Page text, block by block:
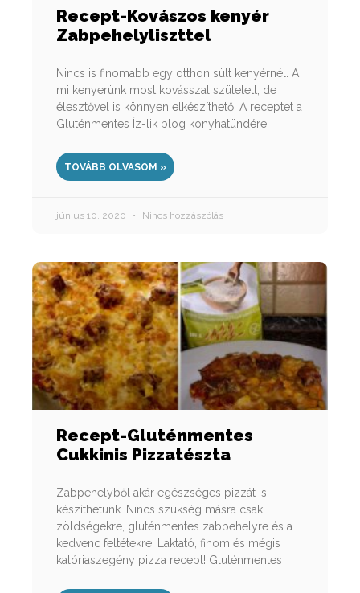
Recept-Kovászos kenyér
Zabpehelyliszttel
Nincs is finomabb egy otthon sült kenyérnél. A
mi kenyerünk most kovásszal született, de
élesztővel is könnyen elkészíthető. A receptet a
Gluténmentes Íz-lik blog konyhatündére
TOVÁBB OLVASOM »
június 10, 2020 Nincs hozzászólás
Recept-Gluténmentes
Cukkinis Pizzatészta
Zabpehelyből akár egészséges pizzát is
készíthetünk. Nincs szükség másra csak
zöldségekre, gluténmentes zabpehelyre és a
kedvenc feltétekre. Laktató, finom és mégis
kalóriaszegény pizza recept! Gluténmentes